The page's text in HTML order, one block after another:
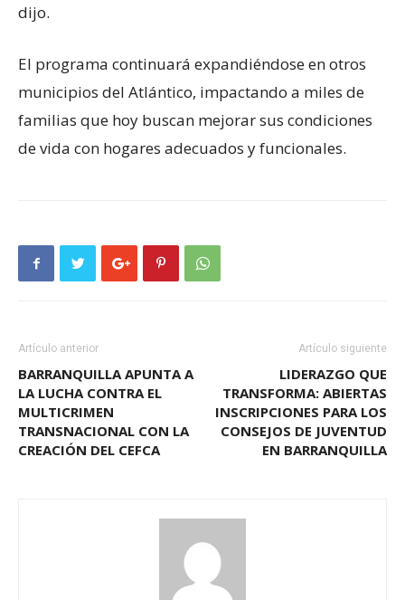
dijo.
El programa continuará expandiéndose en otros
municipios del Atlántico, impactando a miles de
familias que hoy buscan mejorar sus condiciones
de vida con hogares adecuados y funcionales.
Artículo anterior
BARRANQUILLA APUNTA A
LA LUCHA CONTRA EL
MULTICRIMEN
TRANSNACIONAL CON LA
CREACIÓN DEL CEFCA
Artículo siguiente
LIDERAZGO QUE
TRANSFORMA: ABIERTAS
INSCRIPCIONES PARA LOS
CONSEJOS DE JUVENTUD
EN BARRANQUILLA